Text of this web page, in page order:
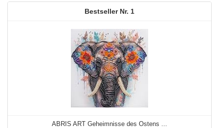
1
ABRIS ART Geheimnisse des Ostens ...